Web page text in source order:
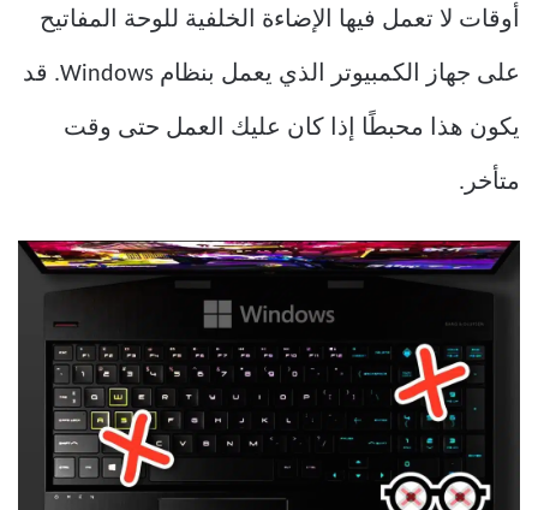
أوقات لا تعمل فيها الإضاءة الخلفية للوحة المفاتيح
على جهاز الكمبيوتر الذي يعمل بنظام Windows. قد
يكون هذا محبطًا إذا كان عليك العمل حتى وقت
متأخر.